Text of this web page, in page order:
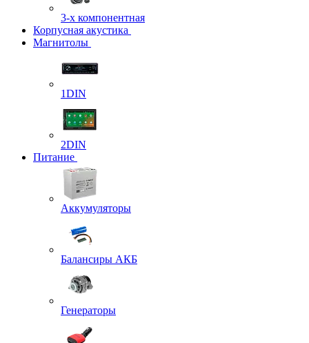
3-х компонентная
Корпусная акустика
Магнитолы
1DIN
2DIN
Питание
Аккумуляторы
Балансиры АКБ
Генераторы